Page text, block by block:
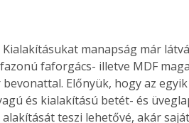
manapság már
faforgács- illetve MDF
Előnyük, hogy az
és kialakítású betét- és
teszi lehetővé, akár